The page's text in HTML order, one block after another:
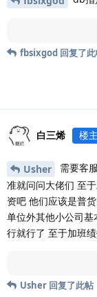
fbsixgod 回复了
白三烯 楼主
Usher
需要客
准就问问大佬们 至
资吧 他们应该是普
单位外其他小公司
行就行了 至于加班
Usher 回复了此帖